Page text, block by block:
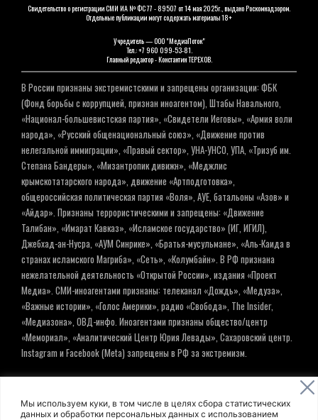
Мы используем куки, в том числе в целях сбора статистических
данных и обработки персональных данных с использованием
Свидетельство о регистрации СМИ ИА № ФС 77 - 89507 от 14 мая 2025г., выдано Роскомнадзором.
Отдельные публикации могут содержать материалы 18+
Учредитель — ООО "МедиаПоток"
Тел.: +7 960 099-53-81.
Главный редактор - Константин ТЕРЕХОВ.
В России признаны экстремистскими и запрещены организации: ФБК
(Фонд борьбы с коррупцией, признан иноагентом), Штабы Навального,
«Национал-большевистская партия», «Свидетели Иеговы», «Армия воли
народа», «Русский общенациональный союз», «Движение против
нелегальной иммиграции», «Правый сектор», УНА-УНСО, УПА, «Тризуб им.
Степана Бандеры», «Мизантропик дивижн», «Меджлис
крымскотатарского народа», движение «Артподготовка»,
общероссийская политическая партия «Воля», АУЕ, батальоны «Азов» и
«Айдар». Признаны террористическими и запрещены: «Движение
Талибан», «Имарат Кавказ», «Исламское государство» (ИГ, ИГИЛ),
Джебхад-ан-Нусра, «АУМ Синрике», «Братья-мусульмане», «Аль-Каида в
странах исламского Магриба», «Сеть», «Колумбайн». В РФ признана
нежелательной деятельность «Открытой России», издания «Проект
Медиа». СМИ-иноагентами признаны: телеканал «Дождь», «Медуза»,
«Важные истории», «Голос Америки», радио «Свобода», The Insider,
«Медиазона», ОВД-инфо. Иноагентами признаны общество/центр
«Мемориал», «Аналитический Центр Юрия Левады», Сахаровский центр.
Instagram и Facebook (Metа) запрещены в РФ за экстремизм.
© ИНФОРМАЦИОННОЕ АГЕНТСТВО ЕЛЬ